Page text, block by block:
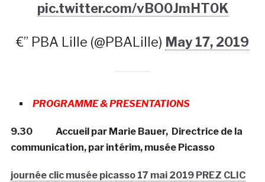
pic.twitter.com/vBO0JmHT0K
€” PBA Lille (@PBALille) May 17, 2019
PROGRAMME & PRESENTATIONS
9.30 Accueil par Marie Bauer, Directrice de la
communication, par intérim, musée Picasso
journée clic musée picasso 17 mai 2019 PREZ CLIC